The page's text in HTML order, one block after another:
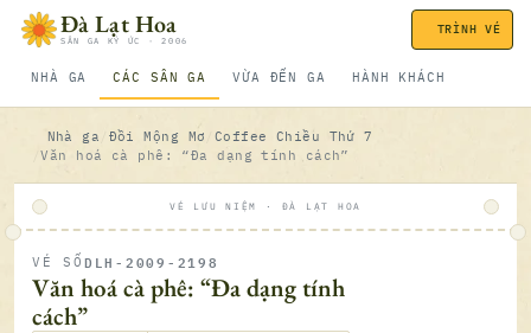
Bỏ qua nội dungĐà Lạt Hoa
SÂN GA KÝ ỨC · 2006
NHÀ GA CÁC SÂN GA VỪA ĐẾN GA HÀNH KHÁCH
TRÌNH VÉ
Nhà ga Đồi Mộng Mơ
Coffee Chiều Thứ 7
Văn hoá cà phê: “Đa dạng tính cách”
VÉ LƯU NIỆM · ĐÀ LẠT HOA
VÉ SỐ DLH-2009-2198
Văn hoá cà phê: “Đa dạng tính
cách”